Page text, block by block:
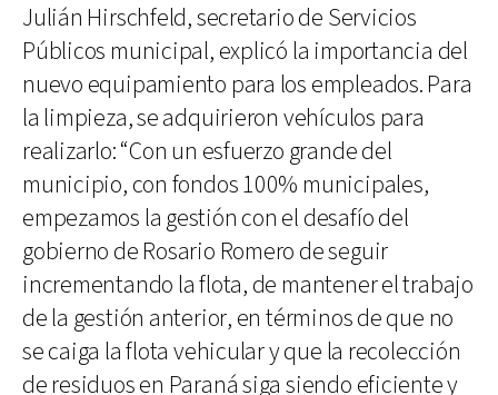
Julián Hirschfeld, secretario de Servicios
Públicos municipal, explicó la importancia del
nuevo equipamiento para los empleados. Para
la limpieza, se adquirieron vehículos para
realizarlo: “Con un esfuerzo grande del
municipio, con fondos 100% municipales,
empezamos la gestión con el desafío del
gobierno de Rosario Romero de seguir
incrementando la flota, de mantener el trabajo
de la gestión anterior, en términos de que no
se caiga la flota vehicular y que la recolección
de residuos en Paraná siga siendo eficiente y